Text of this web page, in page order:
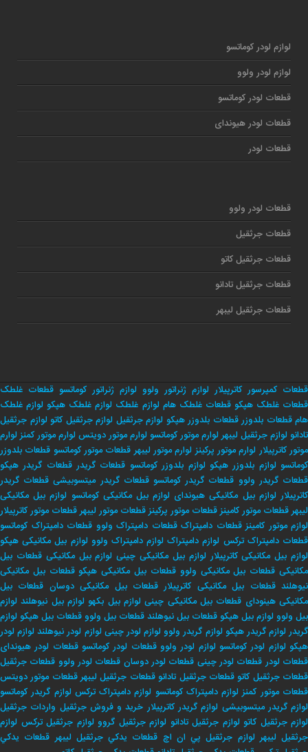
لوازم لودر کوماتسو
لوازم لودر ولوو
قطعات لودر کوماتسو
قطعات لودر هیوندای
قطعات لودر
قطعات لودر ولوو
قطعات جرثقیل
قطعات جرثقیل کاتو
قطعات جرثقیل تادانو
قطعات جرثقیل لیبهر
قطعات کمپرسور کاترپیلار لوازم ژنراتور ولوو لوازم ژنراتور کوماتسو قطعات غلطک
قطعات غلطک هپکو قطعات غلطک هام لوازم غلطک لوازم غلطک هپکو لوازم غلطک
هام قطعات بلدوزر قطعات بلدوزر هپکو لوازم جرثقیل لوازم جرثقیل کاتو لوازم جرثقیل
تادانو لوازم جرثقیل لیبهر لوارم موتور کوماتسو لوارم موتور دویتس لوارم موتور کمنز لوارم
موتور کاترپیلار لوارم موتور پرکینز لوارم موتور لیبهر قطعات موتور کوماتسو قطعات بلدوزر
کوماتسو لوازم بلدوزر هپکو لوازم بلدوزر کوماتسو قطعات گریدر قطعات گریدر هپکو
قطعات گریدر ولوو قطعات گریدر کوماتسو قطعات گریدر میتسوبیشی قطعات گریدر
کاترپیلار لوازم بیل مکانیکی هیوندای لوازم بیل مکانیکی کوماتسو لوازم بیل مکانیکی
لیبهرقطعات موتور کامینزقطعات موتور پرکینزقطعات موتور لیبهرقطعات موتور کاترپیلار
لوازم موتور کامینز قطعات دامپتراک قطعات دامپتراک ولوو قطعات دامپتراک کوماتسو
قطعات دامپتراک ترکس لوازم دامپتراک لوازم دامپتراک ولوو لوازم بیل مکانیکی هپکو
لوازم بیل مکانیکی کاترپیلار لوازم بیل مکانیکی چینی لوازم بیل مکانیکی قطعات بیل
مکانیکی قطعات بیل مکانیکی ولوو قطعات بیل مکانیکی هپکو قطعات بیل مکانیکی
نیوهلند قطعات بیل مکانیکی کاترپیلار قطعات بیل مکانیکی دوسان قطعات بیل
مکانیکی هینودای قطعات بیل مکانیکی چینی لوازم بیل بکهو لوازم بیل نیوهلند لوازم
بیل ولوو لوازم بیل هپکوقطعات بیل نیوهلندقطعات بیل ولووقطعات بیل هپکو لوازم
گریدر لوازم گریدر هپکو لوازم گریدر ولوو لوازم لودر چینی لوازم لودر نیوهلند لوازم لودر
هپکو لوازم لودر کوماتسو لوازم لودر ولوو قطعات لودر کوماتسو قطعات لودر هیوندای
قطعات لودر قطعات لودر چینی قطعات لودر دوسان قطعات لودر ولوو قطعات جرثقیل
قطعات جرثقیل کاتوقطعات جرثقیل تادانوقطعات جرثقیل لیبهرقطعات موتور دویتس
قطعات موتور کمنز لوازم دامپتراک کوماتسو لوازم دامپتراک ترکس لوازم گریدر کوماتسو
لوازم گریدر میتسوبیشی لوازم گریدر کاترپیلار خريد و فروش جرثقيل واردات جرثقيل
لوازم جرثقيل كاتو لوازم جرثقيل تادانو لوازم جرثقيل گروو لوازم جرثقيل تركس لوازم
جرثقيل ليبهر لوازم جرثقيل پي ان اچ قطعات يدكي جرثقيل ليبهر قطعات يدكي